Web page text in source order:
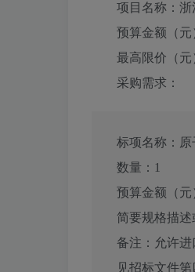
项目名称： 浙
预算金额（元
最高限价（元
采购需求：
标项名称：
数量： 1
预算金额（元
简要规格描述
备注： 允许
见招标文件第